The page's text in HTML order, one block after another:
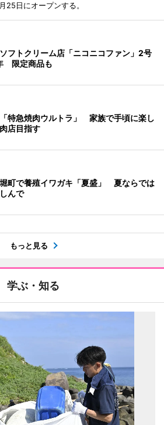
25日にオープンする。
フトクリーム店「ニコニコファン」2号
限定商品も
特急焼肉ウルトラ」 家族で手頃に楽し
店目指す
町で養殖イワガキ「夏盛」 夏ならでは
んで
もっと見る
学ぶ・知る